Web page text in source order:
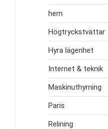
hem
Högtryckstvättar
Hyra lägenhet
Internet & teknik
Maskinuthyrning
Paris
Relining